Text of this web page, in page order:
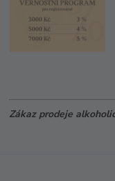
Zákaz prodeje